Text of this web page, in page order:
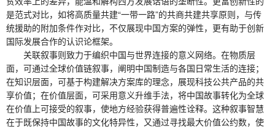
是范式对比，如将高质量共建“一带一路”的共商共建共享原则，与传
统援助的附加条件作对比，不仅展现中国方案的弹性，更有助于创新
国际发展合作的认识论框架。
关联叙事则致力于编织中国与世界连接的意义网络。在物质层
面，可通过全球价值链叙事，阐明中国制造与各国日常生活的连接；
在知识层面，可基于构建解决方案库的理念，展现科技公共产品的共
享价值；在价值层面，可采用意义升维手法，将中国故事转化为全球
在价值上可接受的叙事，使地方经验获得普遍性诠释。这种叙事智慧
在于既保持中国故事的文化特异性，又通过寻找最大价值公约数，使